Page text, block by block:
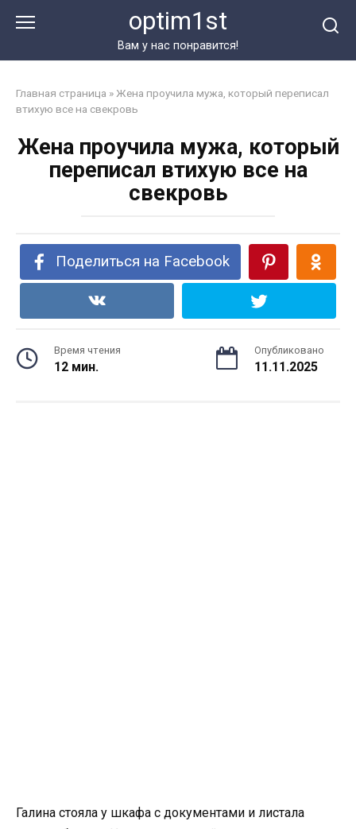
optim1st
Вам у нас понравится!
Главная страница » Жена проучила мужа, который переписал
втихую все на свекровь
Жена проучила мужа, который
переписал втихую все на
свекровь
Поделиться на Facebook
Время чтения
12 мин.
Опубликовано
11.11.2025
Галина стояла у шкафа с документами и листала